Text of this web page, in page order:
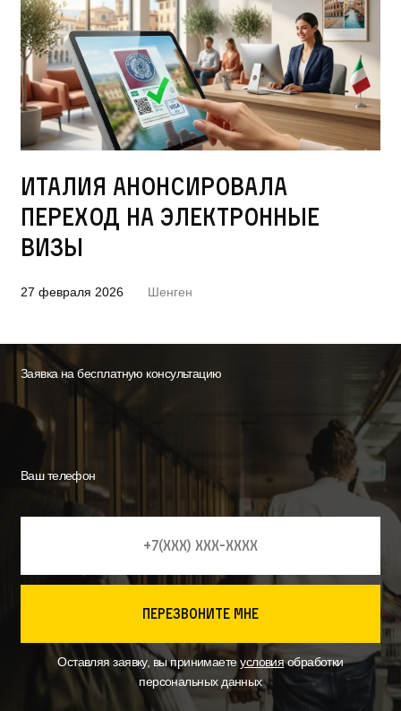
Италия анонсировала
переход на электронные
визы
27 февраля 2026 Шенген
Заявка на бесплатную консультацию
Ваш телефон
перезвоните мне
Оставляя заявку, вы принимаетеусловияобработки
персональных данных